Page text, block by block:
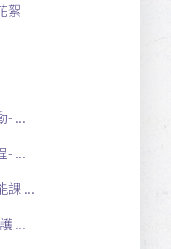
絮
- ...
- ...
課 ...
...